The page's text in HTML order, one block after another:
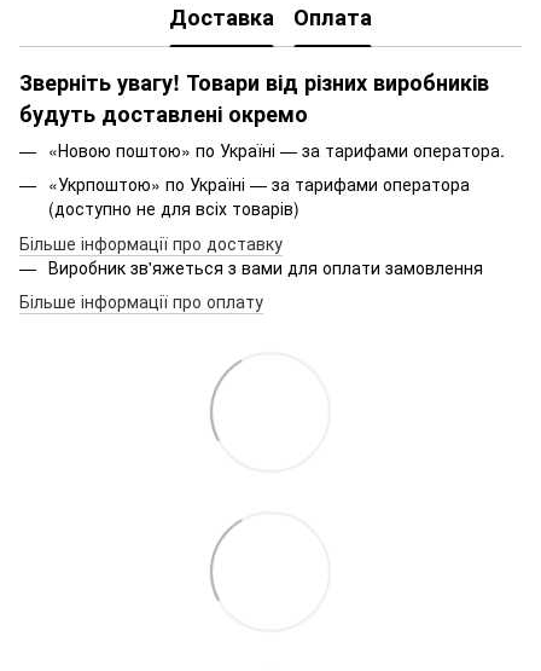
Доставка Оплата
Зверніть увагу! Товари від різних виробників
будуть доставлені окремо
«Новою поштою» по Україні — за тарифами оператора.
«Укрпоштою» по Україні — за тарифами оператора
(доступно не для всіх товарів)
Більше інформації про доставку
Виробник зв'яжеться з вами для оплати замовлення
Більше інформації про оплату